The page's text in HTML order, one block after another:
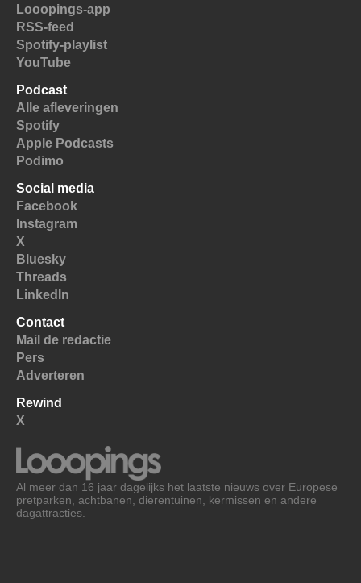
Looopings-app
RSS-feed
Spotify-playlist
YouTube
Podcast
Alle afleveringen
Spotify
Apple Podcasts
Podimo
Social media
Facebook
Instagram
X
Bluesky
Threads
LinkedIn
Contact
Mail de redactie
Pers
Adverteren
Rewind
X
Al meer dan 16 jaar dagelijks het laatste nieuws over Europese
pretparken, achtbanen, dierentuinen, kermissen en andere
dagattracties.